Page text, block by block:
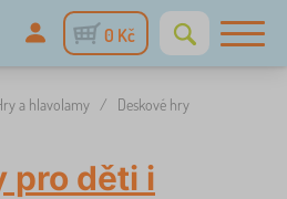
0 Kč
a hlavolamy / Deskové hry
pro děti i